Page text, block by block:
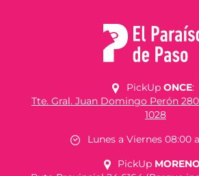
PickUp ONCE:
Tte. Gral. Juan Domingo Perón
1028
Lunes a Viernes 08:00 a
PickUp